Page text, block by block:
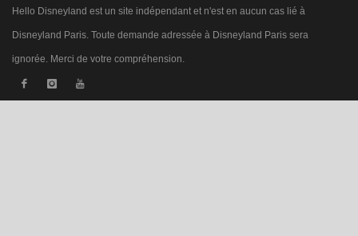
Hello Disneyland est un site indépendant et n'est en aucun cas lié à
Disneyland Paris. Toute demande adressée à Disneyland Paris sera
ignorée. Merci de votre compréhension.